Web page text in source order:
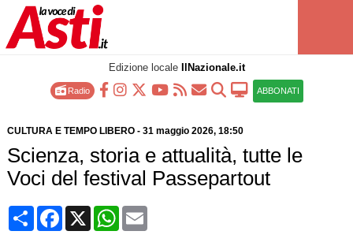
Edizione locale IlNazionale.it
Radio ABBONATI
CULTURA E TEMPO LIBERO- 31 maggio 2026, 18:50
Scienza, storia e attualità, tutte le
Voci del festival Passepartout
CondividiFacebook
X WhatsApp
Email